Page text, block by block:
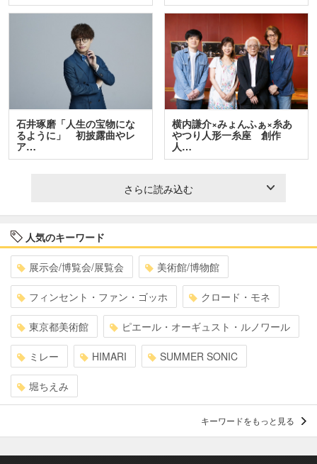
石井琢磨「人生の宝物にな
るように」 初披露曲やレ
ア…
横内謙介×みょんふぁ×糸あ
やつり人形一糸座 創作
人…
さらに読み込む
人気のキーワード
展示会/博覧会/展覧会 美術館/博物館
フィンセント・ファン・ゴッホ クロード・モネ
東京都美術館 ピエール・オーギュスト・ルノワール
ミレー HIMARI SUMMER SONIC
堀ちえみ
キーワードをもっと見る